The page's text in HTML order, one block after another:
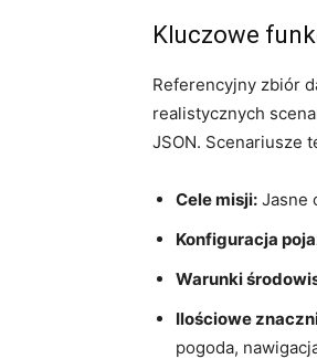
Kluczowe
Referencyjny zbiór
realistycznych
JSON. Scenariusze
Cele misji: Jasne
Konfiguracja
Warunki
Ilościowe
pogoda,